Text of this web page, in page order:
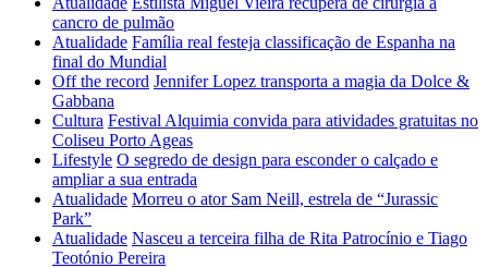
cancro de pulmão
Atualidade Família real festeja classificação de Espanha na
final do Mundial
Off the record Jennifer Lopez transporta a magia da Dolce &
Gabbana
Cultura Festival Alquimia convida para atividades gratuitas no
Coliseu Porto Ageas
Lifestyle O segredo de design para esconder o calçado e
ampliar a sua entrada
Atualidade Morreu o ator Sam Neill, estrela de “Jurassic
Park”
Atualidade Nasceu a terceira filha de Rita Patrocínio e Tiago
Teotónio Pereira